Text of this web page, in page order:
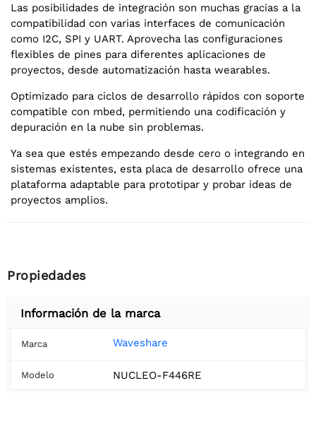
Las posibilidades de integración son muchas gracias a la
compatibilidad con varias interfaces de comunicación
como I2C, SPI y UART. Aprovecha las configuraciones
flexibles de pines para diferentes aplicaciones de
proyectos, desde automatización hasta wearables.
Optimizado para ciclos de desarrollo rápidos con soporte
compatible con mbed, permitiendo una codificación y
depuración en la nube sin problemas.
Ya sea que estés empezando desde cero o integrando en
sistemas existentes, esta placa de desarrollo ofrece una
plataforma adaptable para prototipar y probar ideas de
proyectos amplios.
Propiedades
Información de la marca
Marca Waveshare
Modelo NUCLEO-F446RE